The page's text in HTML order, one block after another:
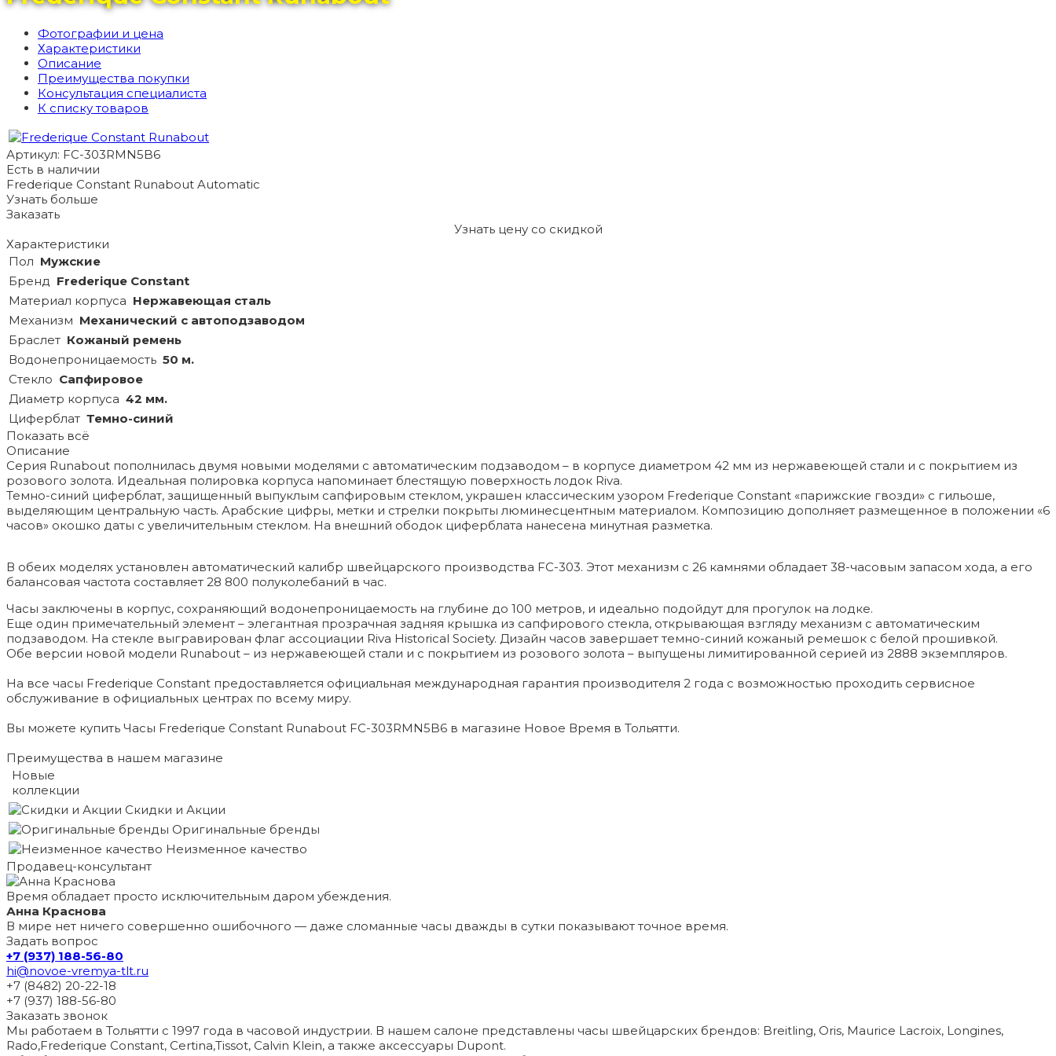
Фотографии и цена
Характеристики
Описание
Преимущества покупки
Консультация специалиста
К списку товаров
Артикул: FC-303RMN5B6
Есть в наличии
Frederique Constant Runabout Automatic
Узнать больше
Заказать
Узнать цену со скидкой
Характеристики
Пол Мужские
Бренд Frederique Constant
Материал корпуса Hержавеющая сталь
Механизм Механический с автоподзаводом
Браслет Кожаный ремень
Водонепроницаемость 50 м.
Стекло Сапфировое
Диаметр корпуса 42 мм.
Циферблат Темно-синий
Показать всё
Описание
Серия Runabout пополнилась двумя новыми моделями с автоматическим подзаводом – в корпусе диаметром 42 мм из нержавеющей стали и с покрытием из
розового золота. Идеальная полировка корпуса напоминает блестящую поверхность лодок Riva.
Темно-синий циферблат, защищенный выпуклым сапфировым стеклом, украшен классическим узором Frederique Constant «парижские гвозди» с гильоше,
выделяющим центральную часть. Арабские цифры, метки и стрелки покрыты люминесцентным материалом. Композицию дополняет размещенное в положении «6
часов» окошко даты с увеличительным стеклом. На внешний ободок циферблата нанесена минутная разметка.
В обеих моделях установлен автоматический калибр швейцарского производства FC-303. Этот механизм с 26 камнями обладает 38-часовым запасом хода, а его
балансовая частота составляет 28 800 полуколебаний в час.
Часы заключены в корпус, сохраняющий водонепроницаемость на глубине до 100 метров, и идеально подойдут для прогулок на лодке.
Еще один примечательный элемент – элегантная прозрачная задняя крышка из сапфирового стекла, открывающая взгляду механизм с автоматическим
подзаводом. На стекле выгравирован флаг ассоциации Riva Historical Society. Дизайн часов завершает темно-синий кожаный ремешок с белой прошивкой.
Обе версии новой модели Runabout – из нержавеющей стали и с покрытием из розового золота – выпущены лимитированной серией из 2888 экземпляров.
На все часы Frederique Constant предоставляется официальная международная гарантия производителя 2 года с возможностью проходить сервисное
обслуживание в официальных центрах по всему миру.
Вы можете купить Часы Frederique Constant Runabout FC-303RMN5B6 в магазине Новое Время в Тольятти.
Преимущества в нашем магазине
Новые
коллекции
Скидки и Акции
Оригинальные бренды
Неизменное качество
Продавец-консультант
Время обладает просто исключительным даром убеждения.
Анна Краснова
В мире нет ничего совершенно ошибочного — даже сломанные часы дважды в сутки показывают точное время.
Задать вопрос
+7 (937) 188-56-80
hi@novoe-vremya-tlt.ru
+7 (8482) 20-22-18
+7 (937) 188-56-80
Заказать звонок
Мы работаем в Тольятти с 1997 года в часовой индустрии. В нашем салоне представлены часы швейцарских брендов: Breitling, Oris, Maurice Lacroix, Longines,
Rado,Frederique Constant, Certina,Tissot, Calvin Klein, а также аксессуары Dupont.